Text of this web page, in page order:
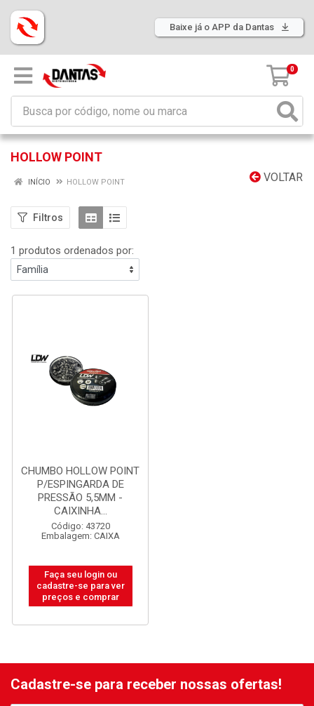
Baixe já o APP da Dantas
0
HOLLOW POINT
VOLTAR
INÍCIO HOLLOW POINT
Filtros
1 produtos ordenados por:
CHUMBO HOLLOW POINT
P/ESPINGARDA DE
PRESSÃO 5,5MM -
CAIXINHA...
Código: 43720
Embalagem: CAIXA
Faça seu login ou
cadastre-se para ver
preços e comprar
Cadastre-se para receber nossas ofertas!